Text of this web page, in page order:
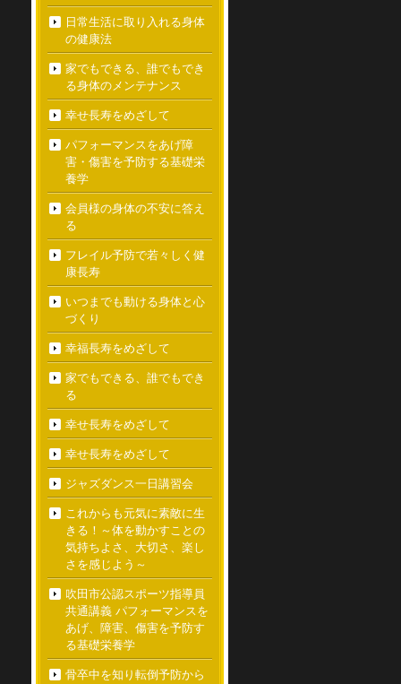
日常生活に取り入れる身体
の健康法
家でもできる、誰でもでき
る身体のメンテナンス
幸せ長寿をめざして
パフォーマンスをあげ障
害・傷害を予防する基礎栄
養学
会員様の身体の不安に答え
る
フレイル予防で若々しく健
康長寿
いつまでも動ける身体と心
づくり
幸福長寿をめざして
家でもできる、誰でもでき
る
幸せ長寿をめざして
幸せ長寿をめざして
ジャズダンス一日講習会
これからも元気に素敵に生
きる！～体を動かすことの
気持ちよさ、大切さ、楽し
さを感じよう～
吹田市公認スポーツ指導員
共通講義 パフォーマンスを
あげ、障害、傷害を予防す
る基礎栄養学
骨卒中を知り転倒予防から